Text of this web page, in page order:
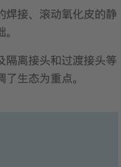
焊接、滚动氧化皮的静
隔离接头和过渡接头等
生态为重点。